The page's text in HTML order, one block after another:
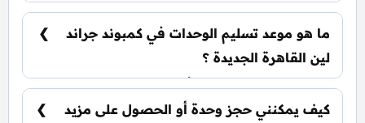
يشمل الكمبوند سينما اوت دور، كلوب هاوس، تراك
1,7 كم للركض، منطقة تسوق متكاملة وحراسات
أمنية مشددة.
ما هو موعد تسليم الوحدات في كمبوند جراند
لين القاهرة الجديدة ؟
يتم تسليم الوحدات خلال أربع سنوات من تاريخ
التعاقد، مع إمكانية التسليم نصف تشطيب أو
تشطيب كامل حسب رغبة العميل.
كيف يمكنني حجز وحدة أو الحصول على مزيد